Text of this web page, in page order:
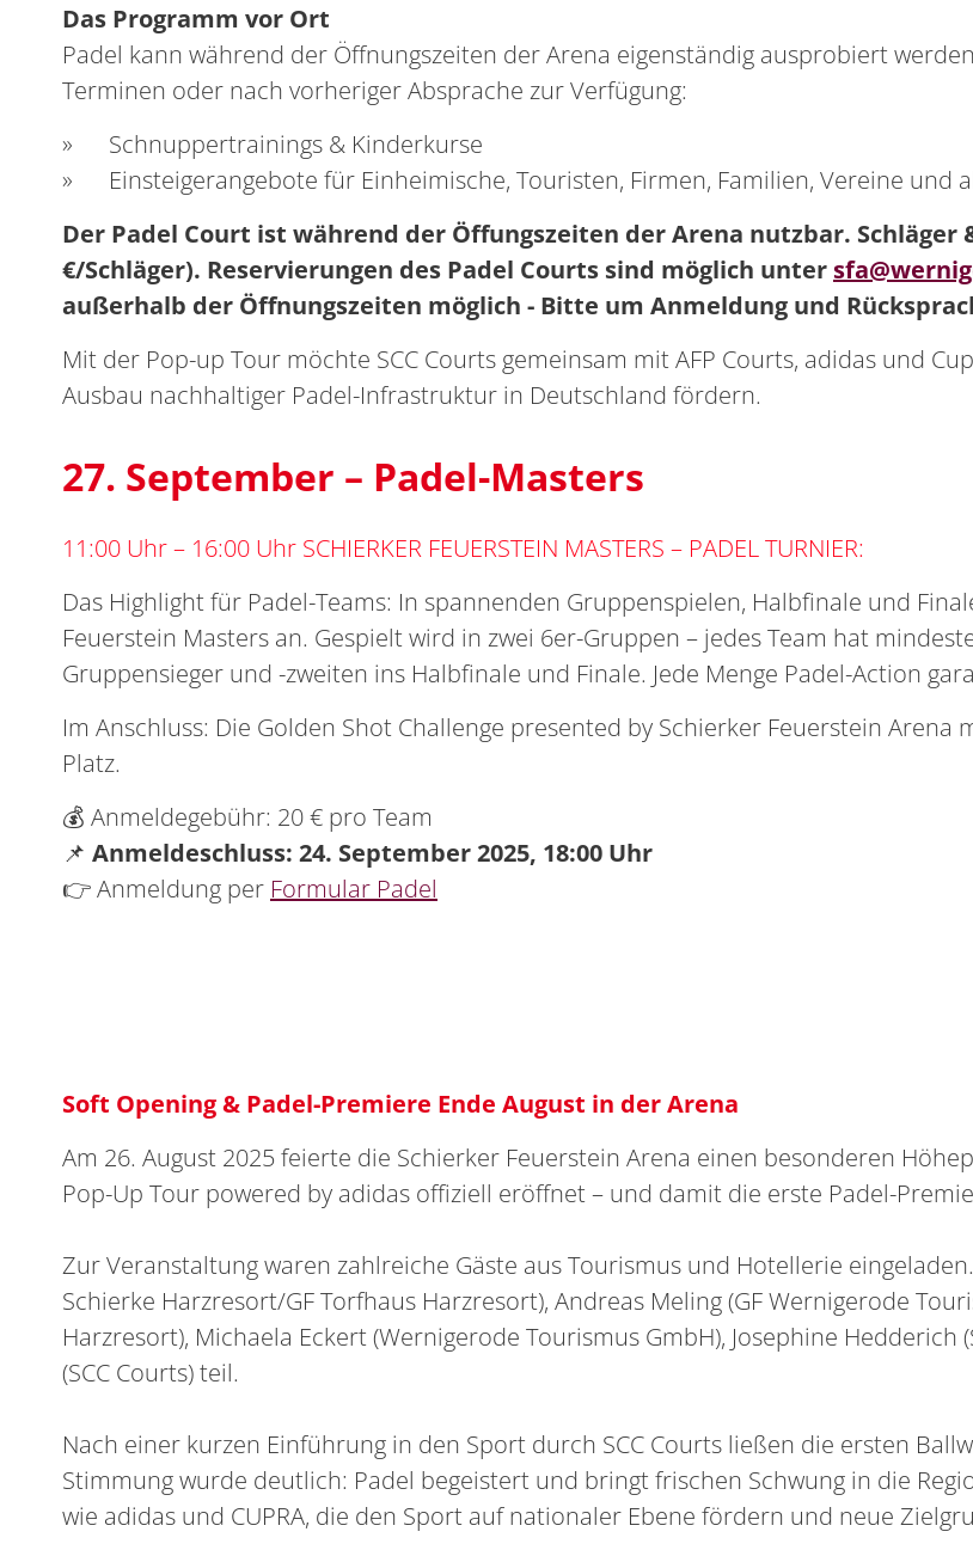
Das Programm vor Ort
Padel kann während der Öffnungszeiten der Arena eigenständig ausprobiert
Terminen oder nach vorheriger Absprache zur Verfügung:
» Schnuppertrainings & Kinderkurse
» Einsteigerangebote für Einheimische, Touristen, Firmen, Familien, Vereine und
Der Padel Court ist während der Öffungszeiten der Arena nutzbar. Schläger
€/Schläger). Reservierungen des Padel Courts sind möglich unter
außerhalb der Öffnungszeiten möglich - Bitte um Anmeldung und
Mit der Pop-up Tour möchte SCC Courts gemeinsam mit AFP Courts, adidas und
Ausbau nachhaltiger Padel-Infrastruktur in Deutschland fördern.
27. September – Padel-Masters
11:00 Uhr – 16:00 Uhr SCHIERKER FEUERSTEIN MASTERS – PADEL TURNIER:
Das Highlight für Padel-Teams: In spannenden Gruppenspielen, Halbfinale und
Feuerstein Masters an. Gespielt wird in zwei 6er-Gruppen – jedes Team hat
Gruppensieger und -zweiten ins Halbfinale und Finale. Jede Menge Padel-Action
Im Anschluss: Die Golden Shot Challenge presented by Schierker Feuerstein
Platz.
💰 Anmeldegebühr: 20 € pro Team
📌 Anmeldeschluss: 24. September 2025, 18:00 Uhr
👉 Anmeldung per Formular Padel
Soft Opening & Padel-Premiere Ende August in der Arena
Am 26. August 2025 feierte die Schierker Feuerstein Arena einen besonderen
Pop-Up Tour powered by adidas offiziell eröffnet – und damit die erste Padel-
Zur Veranstaltung waren zahlreiche Gäste aus Tourismus und Hotellerie
Schierke Harzresort/GF Torfhaus Harzresort), Andreas Meling (GF Wernigerode
Harzresort), Michaela Eckert (Wernigerode Tourismus GmbH), Josephine
(SCC Courts) teil.
Nach einer kurzen Einführung in den Sport durch SCC Courts ließen die ersten
Stimmung wurde deutlich: Padel begeistert und bringt frischen Schwung in die
wie adidas und CUPRA, die den Sport auf nationaler Ebene fördern und neue